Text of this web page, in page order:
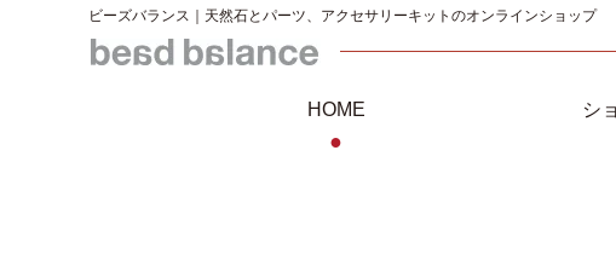
ビーズバランス｜天然石とパーツ、アクセサリーキットのオンラインショップ
HOME
●
シ